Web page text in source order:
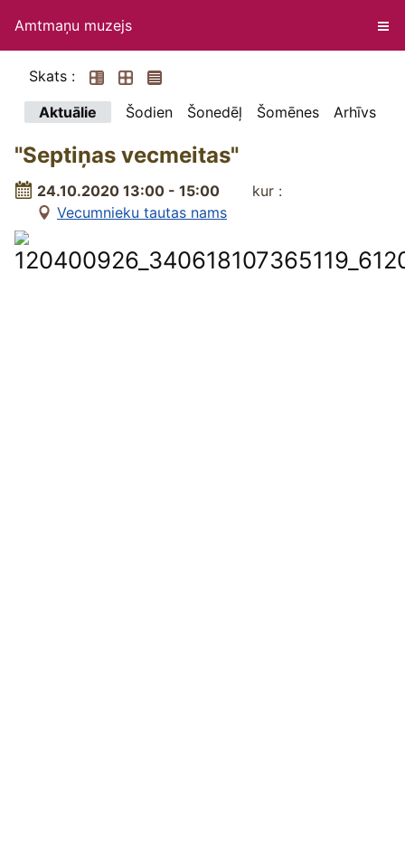
Amtmaņu muzejs
Skats :
Aktuālie
Šodien Šonedēļ Šomēnes Arhīvs
"Septiņas vecmeitas"
24.10.2020 13:00 - 15:00
kur :
Vecumnieku tautas nams